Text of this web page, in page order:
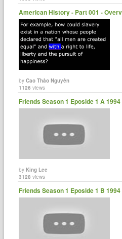
American History - Part 001 -
byCao Thảo Nguyên
1126 views
Friends Season 1 Eposide 1 A
byKing Lee
3128 views
Friends Season 1 Eposide 1 B